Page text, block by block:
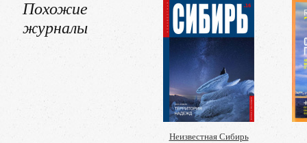
Похожие
журналы
Неизвестная Сибирь